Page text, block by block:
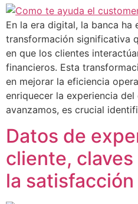
En la era digital, la banca ha
transformación significativa
en que los clientes
financieros. Esta
en mejorar la eficiencia
enriquecer la experiencia
avanzamos, es crucial
Datos de
cliente,
la satisfacción